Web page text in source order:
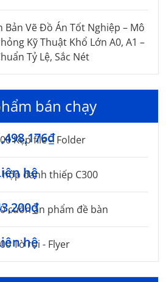
Bản Vẽ Đồ Án Tốt Nghiệp – Mô
Kỹ Thuật Khổ Lớn A0, A1 –
Tỷ Lệ, Sắc Nét
bán chạy
Kẹp file – Folder
hộp danh thiếp C300
hệ
cuốn ấn phẩm đề bàn
Tờ rơi - Flyer
hệ